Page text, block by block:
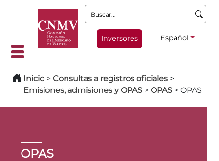
Buscar:
Inversores Español
Inicio > Consultas a registros oficiales >
Emisiones, admisiones y OPAS > OPAS > OPAS
OPAS